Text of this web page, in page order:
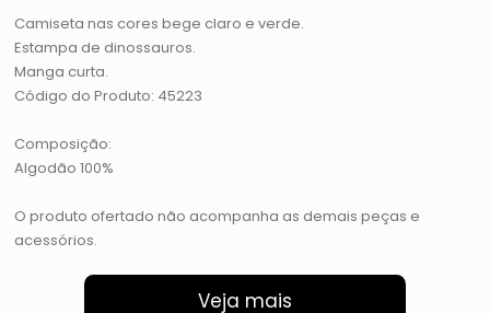
Camiseta nas cores bege claro e verde.
Estampa de dinossauros.
Manga curta.
Código do Produto: 45223
Composição:
Algodão 100%
O produto ofertado não acompanha as demais peças e
acessórios.
Veja mais